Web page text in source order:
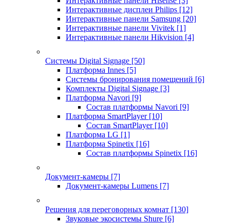
Интерактивные дисплеи Philips [12]
Интерактивные панели Samsung [20]
Интерактивные панели Vivitek [1]
Интерактивные панели Hikvision [4]
Системы Digital Signage [50]
Платформа Innes [5]
Системы бронирования помещений [6]
Комплекты Digital Signage [3]
Платформа Navori [9]
Состав платформы Navori [9]
Платформа SmartPlayer [10]
Состав SmartPlayer [10]
Платформа LG [1]
Платформа Spinetix [16]
Состав платформы Spinetix [16]
Документ-камеры [7]
Документ-камеры Lumens [7]
Решения для переговорных комнат [130]
Звуковые экосистемы Shure [6]